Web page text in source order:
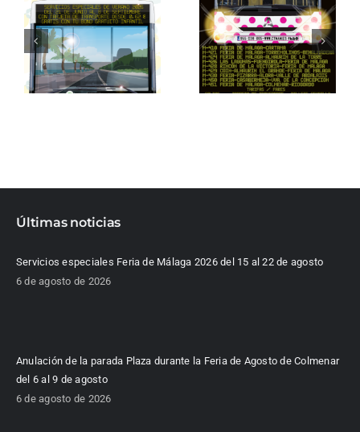
Últimas noticias
Servicios especiales Feria de Málaga 2026 del 15 al 22 de agosto
6 de agosto de 2026
Anulación de la parada Plaza durante la Feria de Agosto de Colmenar
del 6 al 9 de agosto
6 de agosto de 2026